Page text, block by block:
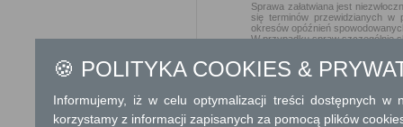
Sprawa załatwiana jest
się terminów przewidzianych w
okresów opóźnień
W przypadku spraw szczególnie
Informacja
Dodatkowe
🍪 POLITYKA COOKIES &
Informujemy, iż w celu optymalizacji treści dostępnych w
korzystamy z informacji zapisanych za pomocą plików